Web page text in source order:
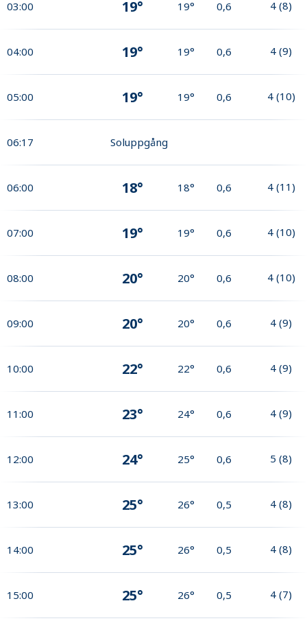
03:00 19° 19° 0,6 4 (8)
04:00 19° 19° 0,6 4 (9)
05:00 19° 19° 0,6 4 (10)
06:17 Soluppgång
06:00 18° 18° 0,6 4 (11)
07:00 19° 19° 0,6 4 (10)
08:00 20° 20° 0,6 4 (10)
09:00 20° 20° 0,6 4 (9)
10:00 22° 22° 0,6 4 (9)
11:00 23° 24° 0,6 4 (9)
12:00 24° 25° 0,6 5 (8)
13:00 25° 26° 0,5 4 (8)
14:00 25° 26° 0,5 4 (8)
15:00 25° 26° 0,5 4 (7)